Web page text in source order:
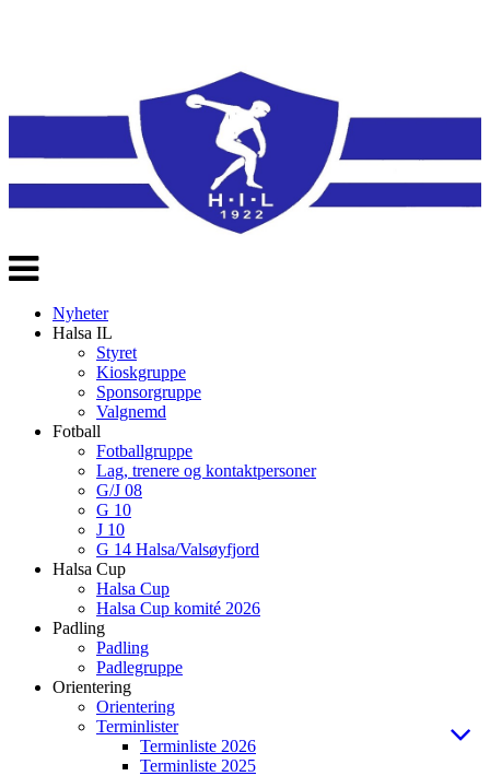
Veksle
navigasjon
Nyheter
Halsa IL
Styret
Kioskgruppe
Sponsorgruppe
Valgnemd
Fotball
Fotballgruppe
Lag, trenere og kontaktpersoner
G/J 08
G 10
J 10
G 14 Halsa/Valsøyfjord
Halsa Cup
Halsa Cup
Halsa Cup komité 2026
Padling
Padling
Padlegruppe
Orientering
Orientering
Terminlister
Terminliste 2026
Terminliste 2025